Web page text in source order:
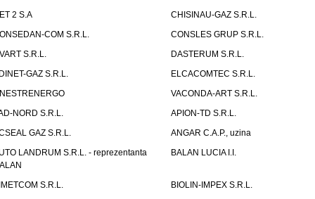
2 S.A
CHISINAU-GAZ S.R.L.
COM S.R.L.
CONSLES GRUP S.R.L.
S.R.L.
DASTERUM S.R.L.
GAZ S.R.L.
ELCACOMTEC S.R.L.
VACONDA-ART S.R.L.
NORD S.R.L.
APION-TD S.R.L.
GAZ S.R.L.
ANGAR C.A.P., uzina
LANDRUM S.R.L. - reprezentanta
BALAN LUCIA I.I.
S.R.L.
BIOLIN-IMPEX S.R.L.